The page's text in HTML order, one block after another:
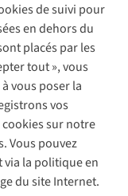
de suivi pour
en dehors du
placés par les
tout », vous
vous poser la
vos
sur notre
Vous pouvez
la politique en
du site Internet.
Policy